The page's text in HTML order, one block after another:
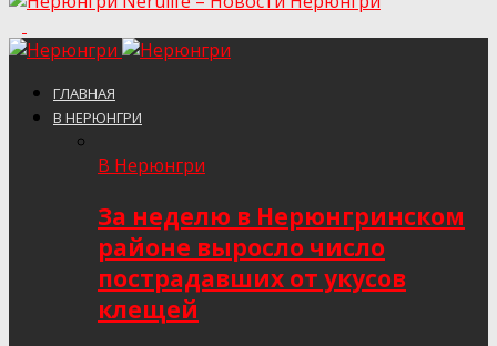
ГЛАВНАЯ
В НЕРЮНГРИ
В Нерюнгри
За неделю в Нерюнгринском
районе выросло число
пострадавших от укусов
клещей